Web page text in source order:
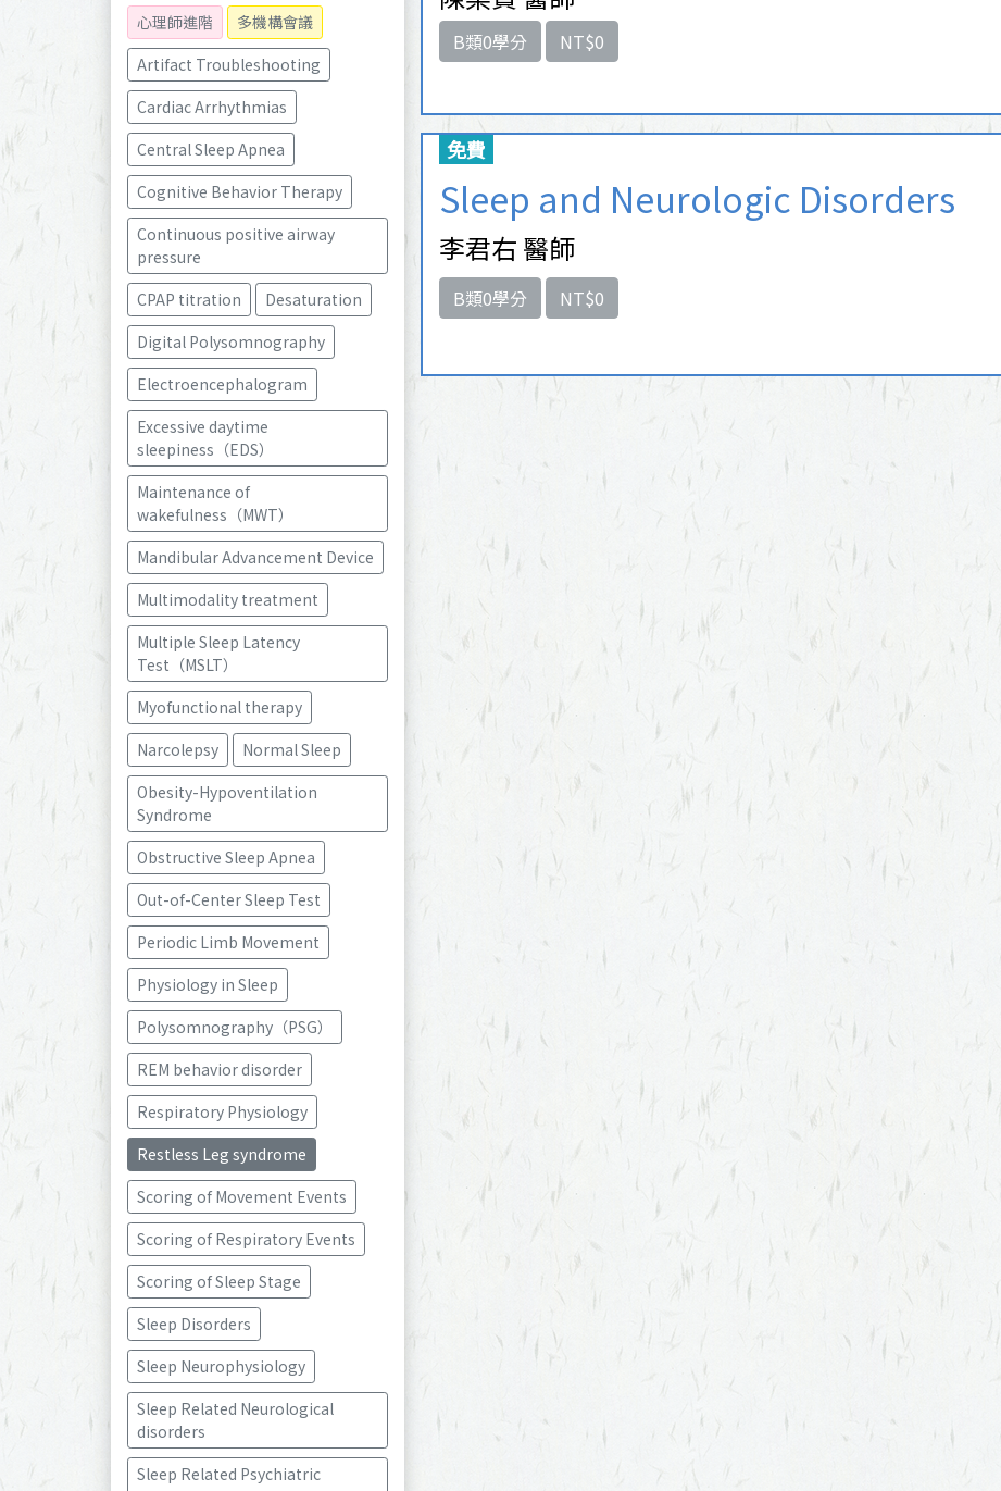
心理師進階
多機構會議
Artifact Troubleshooting
Cardiac Arrhythmias
Central Sleep Apnea
Cognitive Behavior Therapy
Continuous positive airway
pressure
CPAP titration
Desaturation
Digital Polysomnography
Electroencephalogram
Excessive daytime
sleepiness（EDS）
Maintenance of
wakefulness（MWT）
Mandibular Advancement Device
Multimodality treatment
Multiple Sleep Latency
Test（MSLT）
Myofunctional therapy
Narcolepsy
Normal Sleep
Obesity-Hypoventilation
Syndrome
Obstructive Sleep Apnea
Out-of-Center Sleep Test
Periodic Limb Movement
Physiology in Sleep
Polysomnography（PSG）
REM behavior disorder
Respiratory Physiology
Restless Leg syndrome
Scoring of Movement Events
Scoring of Respiratory Events
Scoring of Sleep Stage
Sleep Disorders
Sleep Neurophysiology
Sleep Related Neurological
disorders
Sleep Related Psychiatric
B類0學分 NT$0
免費
Sleep and Neurologic Disorders
李君右 醫師
B類0學分 NT$0